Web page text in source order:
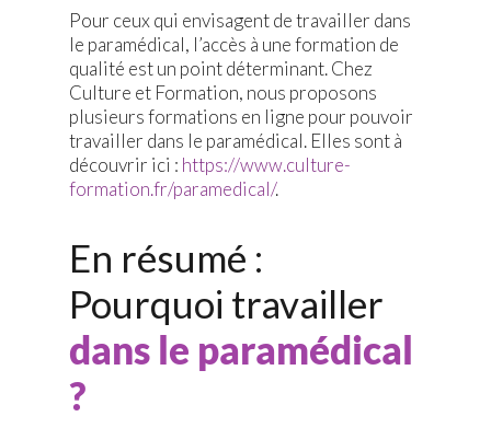
Pour ceux qui envisagent de travailler dans
le paramédical, l’accès à une formation de
qualité est un point déterminant. Chez
Culture et Formation, nous proposons
plusieurs formations en ligne pour pouvoir
travailler dans le paramédical. Elles sont à
découvrir ici : https://www.culture-
formation.fr/paramedical/.
En résumé :
Pourquoi travailler
dans le paramédical
?